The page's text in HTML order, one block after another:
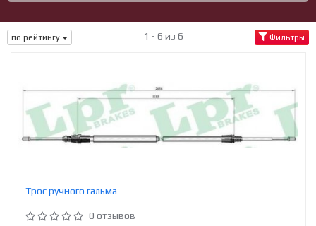
по рейтингу 1 - 6 из 6 Фильтры
Трос ручного гальма
0 отзывов